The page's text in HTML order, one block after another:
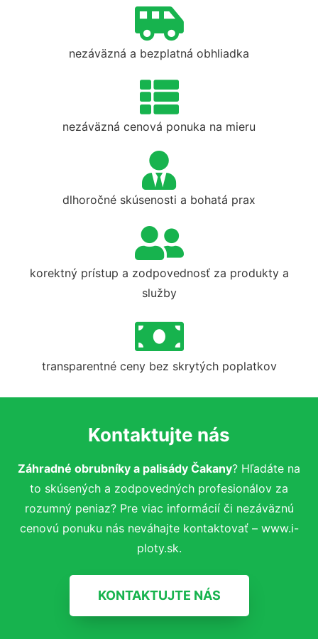
nezáväzná a bezplatná obhliadka
nezáväzná cenová ponuka na mieru
dlhoročné skúsenosti a bohatá prax
korektný prístup a zodpovednosť za produkty a
služby
transparentné ceny bez skrytých poplatkov
Kontaktujte nás
Záhradné obrubníky a palisády Čakany? Hľadáte na
to skúsených a zodpovedných profesionálov za
rozumný peniaz? Pre viac informácií či nezáväznú
cenovú ponuku nás neváhajte kontaktovať – www.i-
ploty.sk.
KONTAKTUJTE NÁS